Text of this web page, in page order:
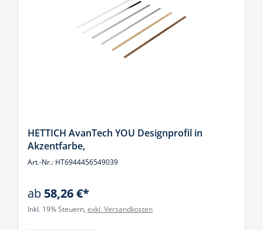
HETTICH AvanTech YOU Designprofil in
Akzentfarbe,
Art.-Nr.: HT6944456549039
ab 58,26 €*
Inkl. 19% Steuern, exkl. Versandkosten